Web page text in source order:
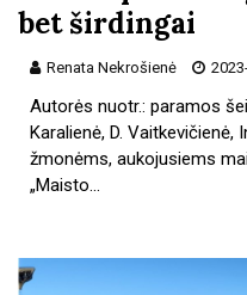
bet širdingai
Renata Nekrošienė
Autorės nuotr.: paramos
Karalienė, D. Vaitkevičienė,
žmonėms, aukojusiems
„Maisto…